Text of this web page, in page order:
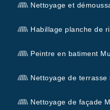
Nettoyage et
Habillage planche de
Peintre en batiment
Nettoyage de terrasse
Nettoyage de façade